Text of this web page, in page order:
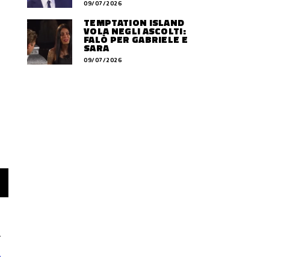
09/07/2026
TEMPTATION ISLAND
VOLA NEGLI ASCOLTI:
FALÒ PER GABRIELE E
SARA
09/07/2026